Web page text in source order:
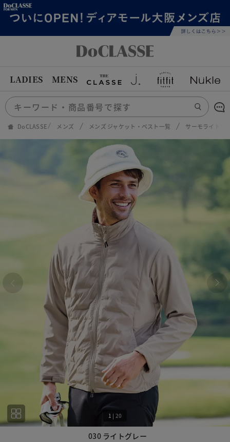
LADIES MENS
DoCLASSE メンズ メンズ ジャケット・ベスト一覧 サーモライト中
030 ライトグレー
1 | 20